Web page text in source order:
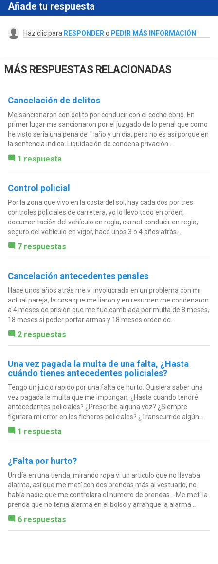
Añade tu respuesta
Haz clic para RESPONDER o PEDIR MÁS INFORMACIÓN
MÁS RESPUESTAS RELACIONADAS
Cancelación de delitos
Me sancionaron con delito por conducir con el coche ebrio. En
primer lugar me sancionaron por el juzgado de lo penal que como
he visto seria una pena de 1 año y un día, pero no es así porque en
la sentencia indica: Liquidación de condena privación...
1 respuesta
Control policial
Por la zona que vivo en la costa del sol, hay cada dos por tres
controles policiales de carretera, yo lo llevo todo en orden,
documentación del vehículo en regla, carnet conducir en regla,
seguro del vehículo en vigor, hace unos 3 o 4 años atrás...
7 respuestas
Cancelación antecedentes penales
Hace unos años atrás me vi involucrado en un problema con mi
actual pareja, la cosa que me liaron y en resumen me condenaron
a 4 meses de prisión que me fue cambiada por multa de 8 meses,
18 meses si poder portar armas y 18 meses orden de...
2 respuestas
Una vez pagada la multa de una falta, ¿Hasta
cuándo tienes antecedentes policiales?
Tengo un juicio rapido por una falta de hurto. Quisiera saber una
vez pagada la multa que me impongan, ¿Hasta cuándo tendré
antecedentes policiales? ¿Prescribe alguna vez? ¿Siempre
figurara mi error en los ficheros policiales? ¿Transcurrido algún...
1 respuesta
¿Falta por hurto?
Un día en una tienda, mirando ropa vi un articulo que no llevaba
alarma, así que me metí con dos prendas más al vestuario, no
había nadie que me controlara el numero de prendas... Me metí la
prenda que no tenia alarma en el bolso y arranque la alarma...
6 respuestas